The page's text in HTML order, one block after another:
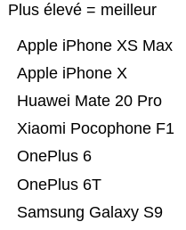
Plus élevé = meilleur
Samsung Galaxy S9
OnePlus 6T
OnePlus 6
Xiaomi Pocophone F1
Huawei Mate 20 Pro
Apple iPhone X
Apple iPhone XS Max